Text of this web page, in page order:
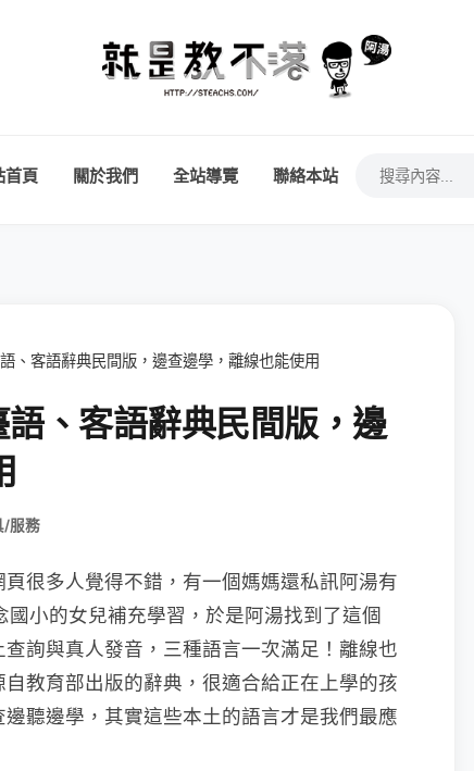
首頁 關於我們 全站導覽 聯絡本站
、客語辭典民間版，邊查邊學，離線也能使用
、客語辭典民間版，邊
/服務
頁很多人覺得不錯，有一個媽媽還私訊阿湯有
小的女兒補充學習，於是阿湯找到了這個
查詢與真人發音，三種語言一次滿足！離線也
教育部出版的辭典，很適合給正在上學的孩
聽邊學，其實這些本土的語言才是我們最應